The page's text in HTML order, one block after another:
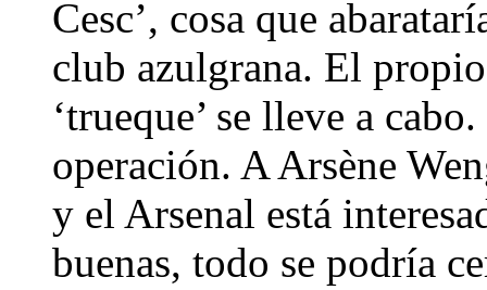
Cesc’, cosa que
club azulgrana. El
‘trueque’ se lleve a
operación. A Arsène
y el Arsenal está
buenas, todo se podría